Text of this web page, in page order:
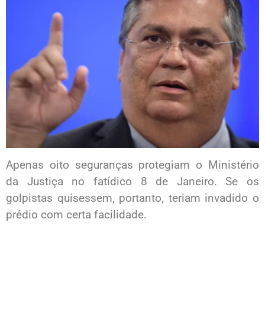
Apenas oito seguranças protegiam o Ministério
da Justiça no fatídico 8 de Janeiro. Se os
golpistas quisessem, portanto, teriam invadido o
prédio com certa facilidade.